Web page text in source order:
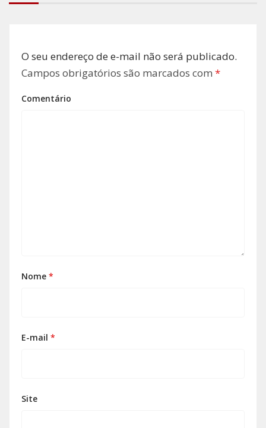
O seu endereço de e-mail não será publicado.
Campos obrigatórios são marcados com *
Comentário
Nome *
E-mail *
Site